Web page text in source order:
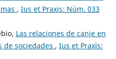
, Ius et Praxis: Núm. 033
Las relaciones de canje en
de sociedades , Ius et Praxis: